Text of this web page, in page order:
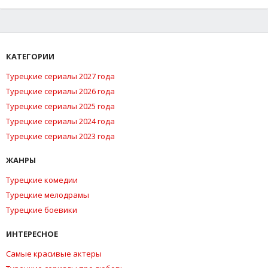
КАТЕГОРИИ
Турецкие сериалы 2027 года
Турецкие сериалы 2026 года
Турецкие сериалы 2025 года
Турецкие сериалы 2024 года
Турецкие сериалы 2023 года
ЖАНРЫ
Турецкие комедии
Турецкие мелодрамы
Турецкие боевики
ИНТЕРЕСНОЕ
Самые красивые актеры